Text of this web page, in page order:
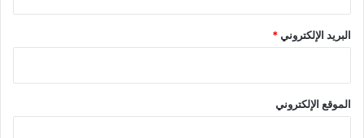
البريد الإلكتروني*
الموقع الإلكتروني